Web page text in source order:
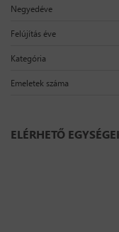
Negyedéve
Felújítás éve
Kategória
Emeletek száma
ELÉRHETŐ